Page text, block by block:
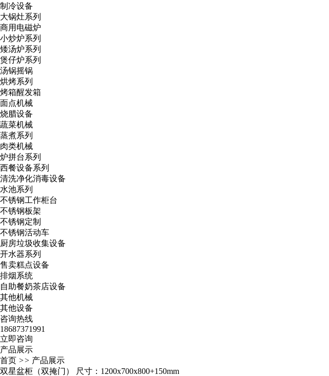
制冷设备
大锅灶系列
商用电磁炉
小炒炉系列
矮汤炉系列
煲仔炉系列
汤锅摇锅
烘烤系列
烤箱醒发箱
面点机械
烧腊设备
蔬菜机械
蒸煮系列
肉类机械
炉拼台系列
西餐设备系列
清洗净化消毒设备
水池系列
不锈钢工作柜台
不锈钢板架
不锈钢定制
不锈钢活动车
厨房垃圾收集设备
开水器系列
售卖糕点设备
排烟系统
自助餐奶茶店设备
其他机械
其他设备
咨询热线
18687371991
立即咨询
产品展示
首页 >> 产品展示
双星盆柜（双掩门） 尺寸：1200x700x800+150mm